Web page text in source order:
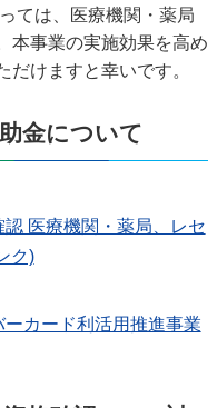
ては、医療機関・薬局
本事業の実施効果を高め
だけますと幸いです。
金について
医療機関・薬局、レセ
ク)
カード利活用推進事業